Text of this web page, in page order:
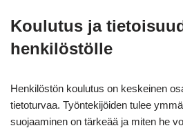
Koulutus ja
henkilöstölle
Henkilöstön koulutus on keskeinen
tietoturvaa. Työntekijöiden tulee
suojaaminen on tärkeää ja miten he